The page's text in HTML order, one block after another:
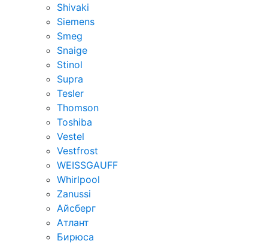
Shivaki
Siemens
Smeg
Snaige
Stinol
Supra
Tesler
Thomson
Toshiba
Vestel
Vestfrost
WEISSGAUFF
Whirlpool
Zanussi
Айсберг
Атлант
Бирюса